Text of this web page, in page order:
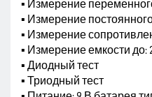
▪ Измерение
▪ Измерение
▪ Измерение
▪ Измерение емкости до:
▪ Диодный тест
▪ Триодный тест